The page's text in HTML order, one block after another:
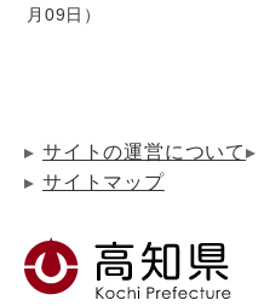
月09日
サイトの運営について
サイトマップ